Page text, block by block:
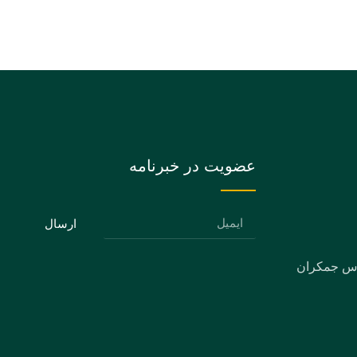
جمکران
عضویت در خبرنامه
ارسال